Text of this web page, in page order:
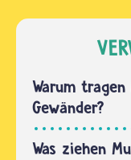
Daher
sie sich
in…
nur
Muslime
reisen.
Für
Warum
Gewänder?
Was ziehen